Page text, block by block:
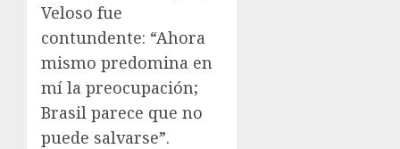
Veloso fue
contundente: “Ahora
mismo predomina en
mí la preocupación;
Brasil parece que no
puede salvarse”.